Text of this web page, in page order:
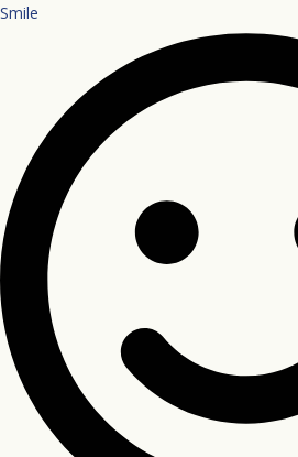
Smile